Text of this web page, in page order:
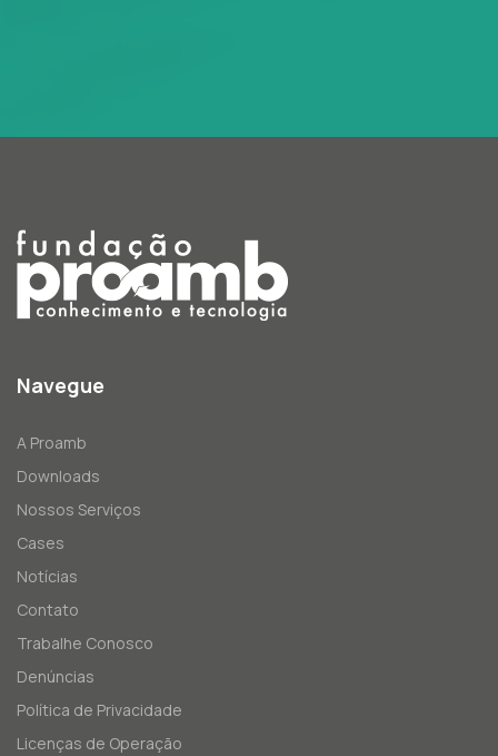
Navegue
A Proamb
Downloads
Nossos Serviços
Cases
Notícias
Contato
Trabalhe Conosco
Denúncias
Política de Privacidade
Licenças de Operação